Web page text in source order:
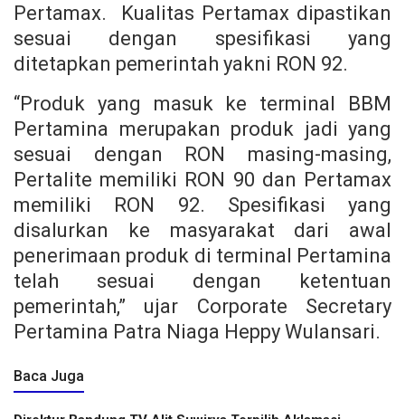
Pertamax. Kualitas Pertamax dipastikan
sesuai dengan spesifikasi yang
ditetapkan pemerintah yakni RON 92.
“Produk yang masuk ke terminal BBM
Pertamina merupakan produk jadi yang
sesuai dengan RON masing-masing,
Pertalite memiliki RON 90 dan Pertamax
memiliki RON 92. Spesifikasi yang
disalurkan ke masyarakat dari awal
penerimaan produk di terminal Pertamina
telah sesuai dengan ketentuan
pemerintah,” ujar Corporate Secretary
Pertamina Patra Niaga Heppy Wulansari.
Baca Juga